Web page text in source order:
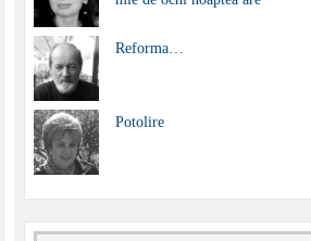
Reforma…
Potolire